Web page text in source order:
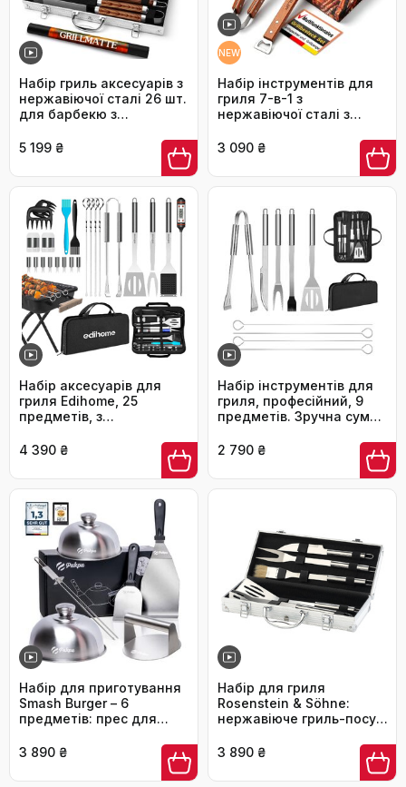
Набір гриль аксесуарів з
нержавіючої сталі 26 шт.
для барбекю з
5 199 ₴
NEW
Набір інструментів для
гриля 7-в-1 з
нержавіючої сталі з
аксесуари для газового
подарунковий набір
3 090 ₴
Набір аксесуарів для
гриля Edihome, 25
предметів, з
преміум-якість, у кейсі,
для чоловіків
4 390 ₴
Набір інструментів для
гриля, професійний, 9
предметів. Зручна сумка
Ідеальний подарунок
2 790 ₴
Набір для приготування
Smash Burger – 6
предметів: прес для
кришки для плавлення
сиру, лопатка для гриля
та шампури – подарунок
3 890 ₴
Набір для гриля
Rosenstein & Söhne:
нержавіюче гриль-посуд
3 890 ₴